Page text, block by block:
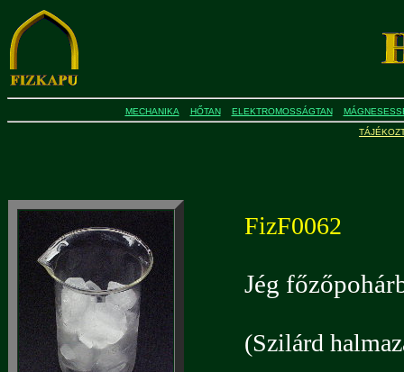
MECHANIKA HŐTAN ELEKTROMOSSÁGTAN
FizF0062
Jég
(Szilárd